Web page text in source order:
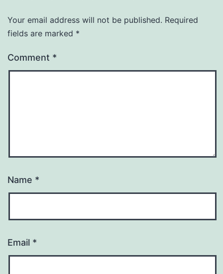
Your email address will not be published. Required
fields are marked *
Comment *
Name *
Email *